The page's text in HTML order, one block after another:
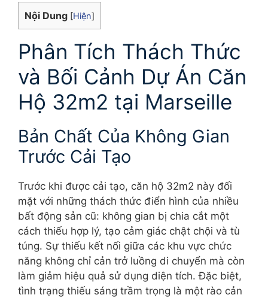
Nội Dung [Hiện]
Phân Tích Thách Thức
và Bối Cảnh Dự Án Căn
Hộ 32m2 tại Marseille
Bản Chất Của Không Gian
Trước Cải Tạo
Trước khi được cải tạo, căn hộ 32m2 này đối
mặt với những thách thức điển hình của nhiều
bất động sản cũ: không gian bị chia cắt một
cách thiếu hợp lý, tạo cảm giác chật chội và tù
túng. Sự thiếu kết nối giữa các khu vực chức
năng không chỉ cản trở luồng di chuyển mà còn
làm giảm hiệu quả sử dụng diện tích. Đặc biệt,
tình trạng thiếu sáng trầm trọng là một rào cản